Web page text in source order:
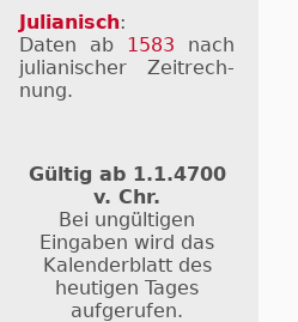
Julianisch:
Daten ab 1583 nach
ju­li­a­ni­scher Zeit­rech­
nung.
Gültig ab 1.1.4700
v. Chr.
Bei ungültigen
Eingaben wird das
Kalenderblatt des
heutigen Tages
aufgerufen.